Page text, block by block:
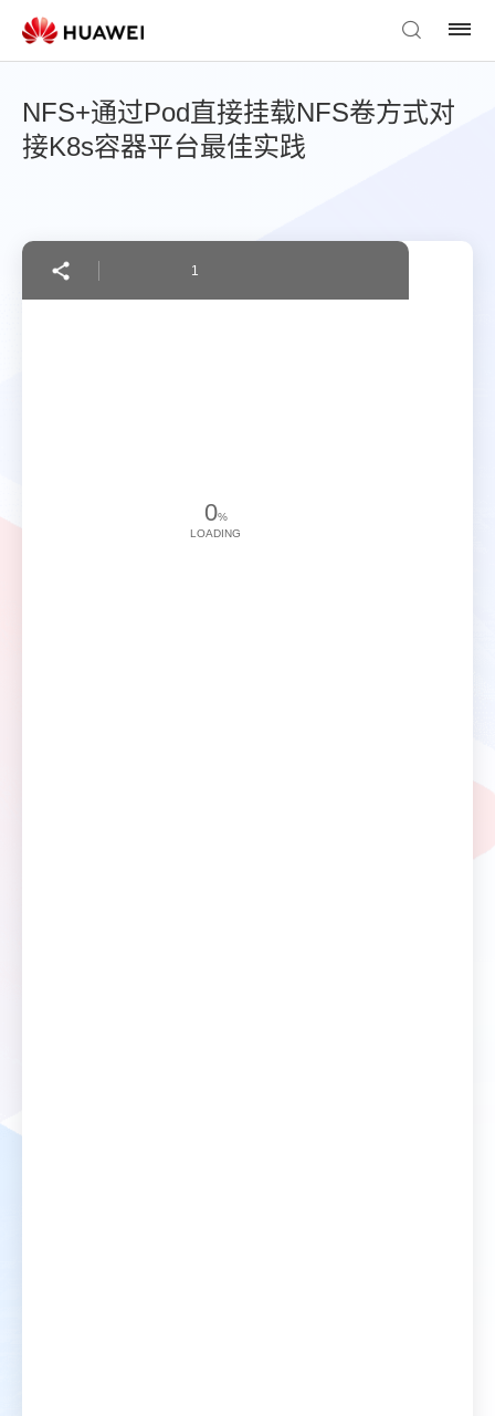
NFS+通过Pod直接挂载NFS卷方式对
接K8s容器平台最佳实践
0%
LOADING